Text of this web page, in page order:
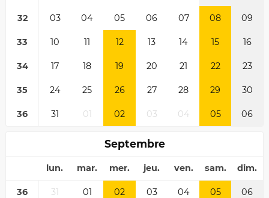
32 03 04 05 06 07 08 09
33 10 11 12 13 14 15 16
34 17 18 19 20 21 22 23
35 24 25 26 27 28 29 30
36 31 01 02 03 04 05 06
Septembre
lun. mar. mer. jeu. ven. sam. dim.
36 31 01 02 03 04 05 06